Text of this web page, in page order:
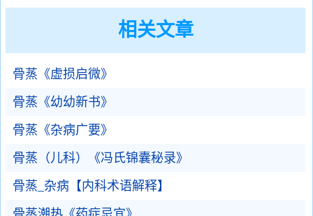
相关文章
骨蒸《虚损启微》
骨蒸《幼幼新书》
骨蒸《杂病广要》
骨蒸（儿科）《冯氏锦囊秘录》
骨蒸_杂病【内科术语解释】